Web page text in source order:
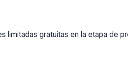
limitadas gratuitas en la etapa de